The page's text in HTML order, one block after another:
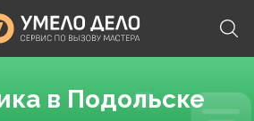
в Подольске